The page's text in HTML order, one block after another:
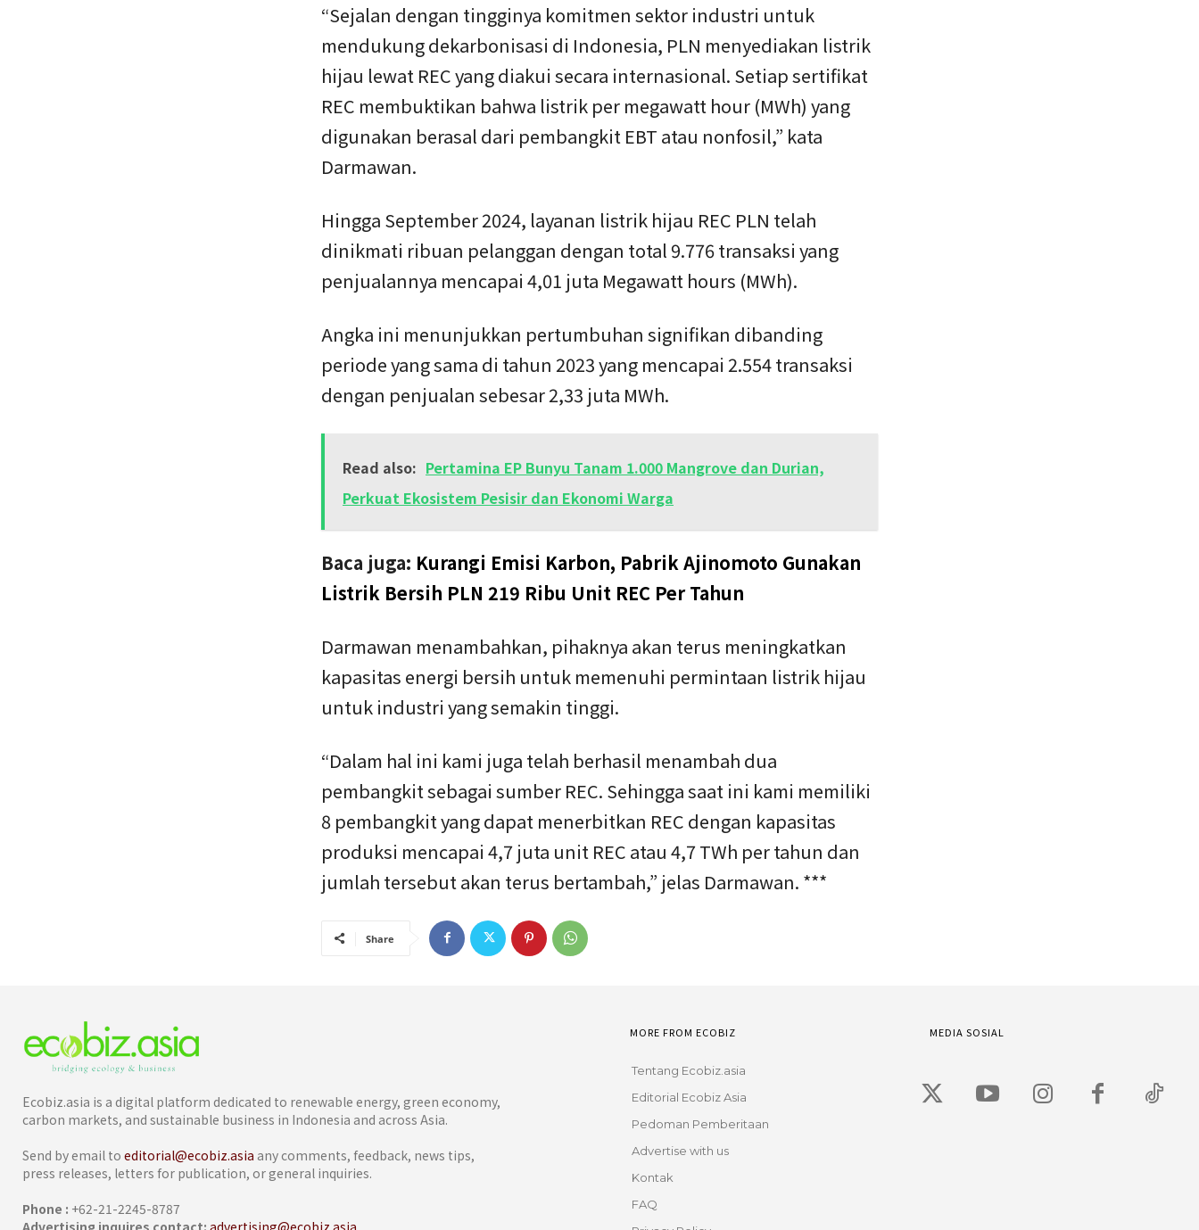
“Sejalan dengan tingginya komitmen sektor industri untuk
mendukung dekarbonisasi di Indonesia, PLN menyediakan listrik
hijau lewat REC yang diakui secara internasional. Setiap sertifikat
REC membuktikan bahwa listrik per megawatt hour (MWh) yang
digunakan berasal dari pembangkit EBT atau nonfosil,” kata
Darmawan.
Hingga September 2024, layanan listrik hijau REC PLN telah
dinikmati ribuan pelanggan dengan total 9.776 transaksi yang
penjualannya mencapai 4,01 juta Megawatt hours (MWh).
Angka ini menunjukkan pertumbuhan signifikan dibanding
periode yang sama di tahun 2023 yang mencapai 2.554 transaksi
dengan penjualan sebesar 2,33 juta MWh.
Read also: Pertamina EP Bunyu Tanam 1.000 Mangrove dan Durian,
Perkuat Ekosistem Pesisir dan Ekonomi Warga
Baca juga: Kurangi Emisi Karbon, Pabrik Ajinomoto Gunakan
Listrik Bersih PLN 219 Ribu Unit REC Per Tahun
Darmawan menambahkan, pihaknya akan terus meningkatkan
kapasitas energi bersih untuk memenuhi permintaan listrik hijau
untuk industri yang semakin tinggi.
“Dalam hal ini kami juga telah berhasil menambah dua
pembangkit sebagai sumber REC. Sehingga saat ini kami memiliki
8 pembangkit yang dapat menerbitkan REC dengan kapasitas
produksi mencapai 4,7 juta unit REC atau 4,7 TWh per tahun dan
jumlah tersebut akan terus bertambah,” jelas Darmawan. ***
Share
Ecobiz.asia is a digital platform dedicated to renewable energy, green economy,
carbon markets, and sustainable business in Indonesia and across Asia.
Send by email to editorial@ecobiz.asia any comments, feedback, news tips,
press releases, letters for publication, or general inquiries.
Phone : +62-21-2245-8787
MORE FROM ECOBIZ
Tentang Ecobiz.asia
Editorial Ecobiz Asia
Pedoman Pemberitaan
Advertise with us
Kontak
FAQ
MEDIA SOSIAL